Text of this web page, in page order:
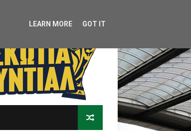
LEARN MORE GOT IT